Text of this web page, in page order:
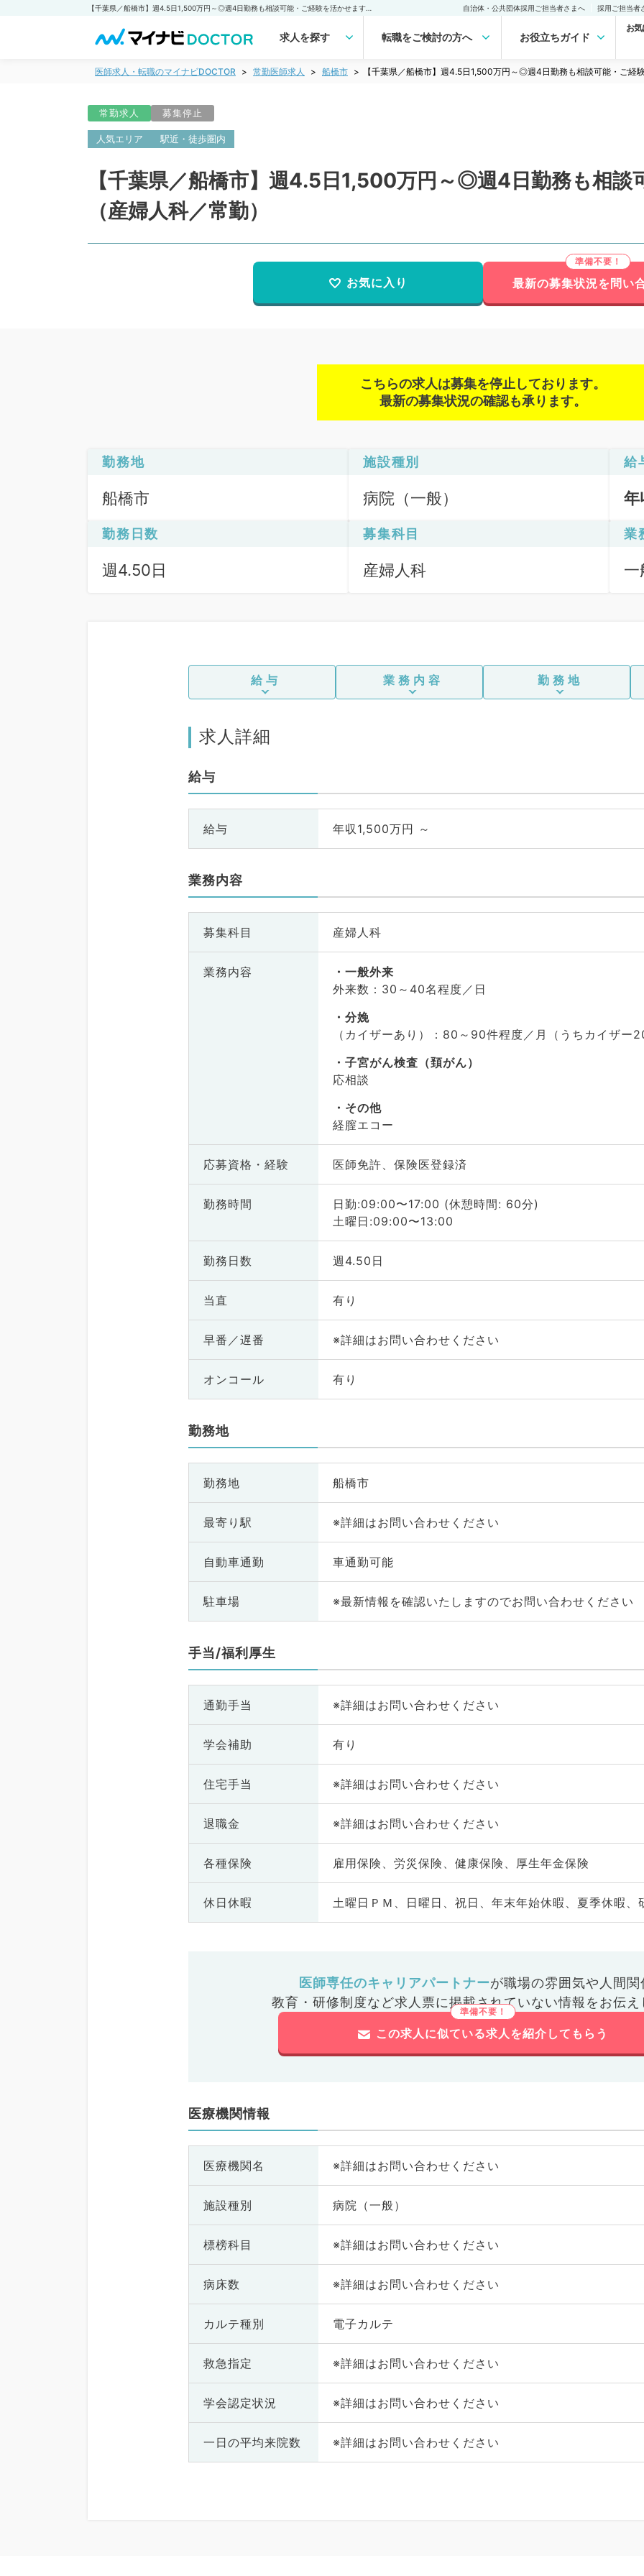
自治体・公共団体採用ご担当者さまへ 採用ご担当者
求人を探す 転職をご検討の方へ お役立ちガイド
お
医師求人・転職のマイナビDOCTOR 常勤医師求人 船橋市 【千葉県／船橋市】週4.5日1,500万円～◎週4日勤務も相談可能・ご経
常勤求人 募集停止
人気エリア 駅近・徒歩圏内
【千葉県／船橋市】週4.5日1,500万円～◎週4日勤務も相談
（産婦人科／常勤）
お気に入り 最新の募集状況を問い
こちらの求人は募集を停止しております。
最新の募集状況の確認も承ります。
勤務地
船橋市
施設種別
病院（一般）
給
年
勤務日数
週4.50日
募集科目
産婦人科
業
一
給与 業務内容 勤務地
求人詳細
給与
給与 年収1,500万円 ～
業務内容
募集科目 産婦人科
業務内容
一般外来
外来数：30～40名程度／日
分娩
（カイザーあり）：80～90件程度／月（うちカイザー
子宮がん検査（頚がん）
応相談
その他
経膣エコー
応募資格・ 経験 医師免許、保険医登録済
勤務時間
日勤:09:00〜17:00 (休憩時間: 60分)
土曜日:09:00〜13:00
勤務日数 週4.50日
当直 有り
早番／遅番 ※詳細はお問い合わせください
オンコール 有り
勤務地
勤務地 船橋市
最寄り駅 ※詳細はお問い合わせください
自動車通勤 車通勤可能
駐車場 ※最新情報を確認いたしますのでお問い合わせください
手当/福利厚生
通勤手当 ※詳細はお問い合わせください
学会補助 有り
住宅手当 ※詳細はお問い合わせください
退職金 ※詳細はお問い合わせください
各種保険 雇用保険、労災保険、健康保険、厚生年金保険
休日休暇 土曜日ＰＭ、日曜日、祝日、年末年始休暇、夏季休暇、
医師専任のキャリアパートナーが職場の雰囲気や人間関
教育・研修制度など求人票に掲載されていない情報をお伝え
この求人に似ている求人を紹介してもらう
医療機関情報
医療機関名 ※詳細はお問い合わせください
施設種別 病院（一般）
標榜科目 ※詳細はお問い合わせください
病床数 ※詳細はお問い合わせください
カルテ種別 電子カルテ
救急指定 ※詳細はお問い合わせください
学会認定状況 ※詳細はお問い合わせください
一日の平均来院数 ※詳細はお問い合わせください